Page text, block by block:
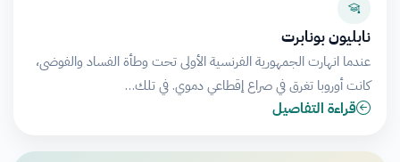
نابليون بونابرت
عندما انهارت الجمهورية الفرنسية الأولى تحت وطأة الفساد والفوضى،
كانت أوروبا تغرق في صراع إقطاعي دموي. في تلك…
قراءة التفاصيل